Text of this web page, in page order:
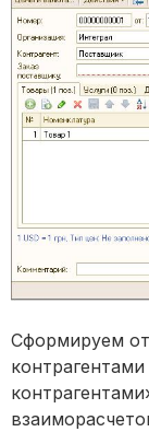
Сформируем